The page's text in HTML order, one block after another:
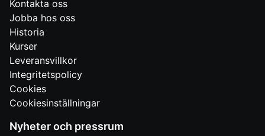
Kontakta oss
Jobba hos oss
Historia
Kurser
Leveransvillkor
Integritetspolicy
Cookies
Cookiesinställningar
Nyheter och pressrum